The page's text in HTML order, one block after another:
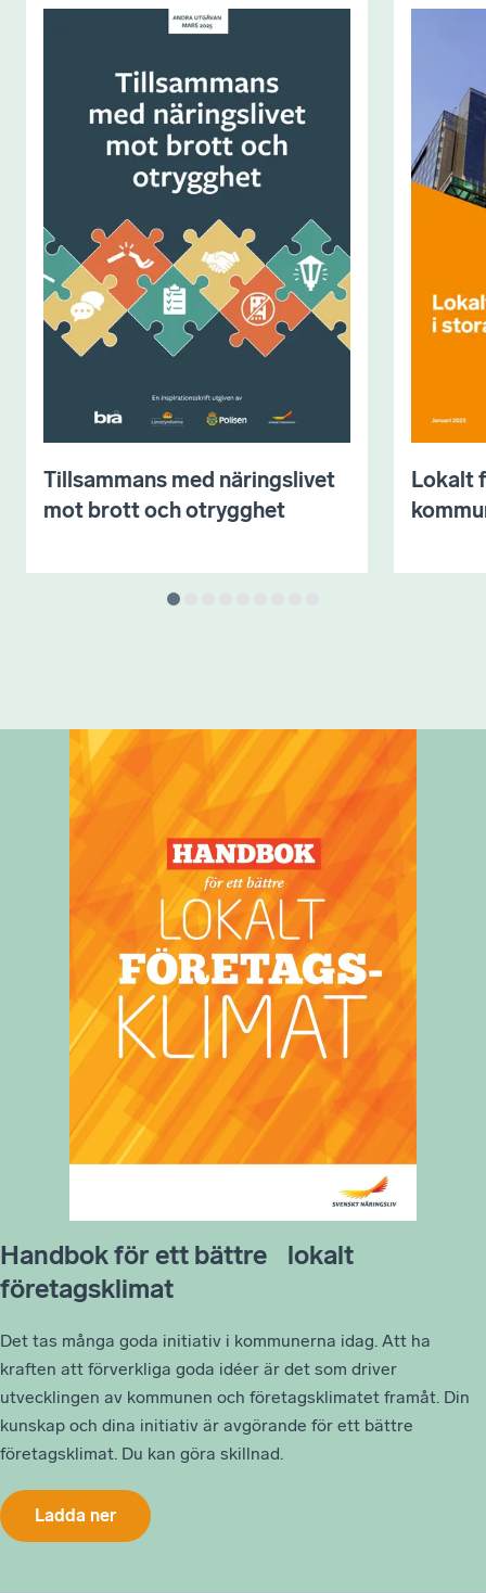
Tillsammans med näringslivet
mot brott och otrygghet
Lokalt
Handbok för ett bättre lokalt
företagsklimat
Det tas många goda initiativ i kommunerna idag. Att ha
kraften att förverkliga goda idéer är det som driver
utvecklingen av kommunen och företagsklimatet framåt. Din
kunskap och dina initiativ är avgörande för ett bättre
företagsklimat. Du kan göra skillnad.
Ladda ner